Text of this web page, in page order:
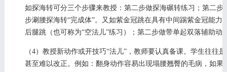
如探海转可分三个步骤来教授：第二步做探海碾转练习；第二
步涮腰探海转“完成体”。又如紫金冠跳在具有中间踢紫金冠能
后腿跳（也可称为“空法儿”练习）；第二步做带单起双落辅助动
（4）教授新动作或开技巧“法儿”，教师要认真备课。学生往
甚至难以改正。例如：翻身动作容易出现塌腰翘臀的毛病，如